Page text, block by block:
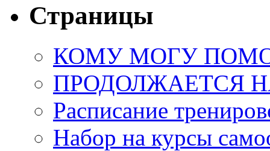
Страницы
КОМУ МОГУ
ПРОДОЛЖАЕТСЯ
Расписание
Набор на курсы